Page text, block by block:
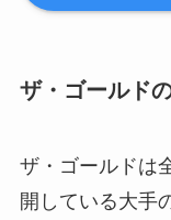
ザ・ゴールド
ザ・ゴールドは
開している大手